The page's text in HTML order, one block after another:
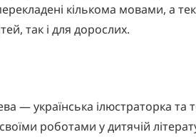
кількома мовами, а
так і для дорослих.
— українська ілюстраторка та
роботами у дитячій